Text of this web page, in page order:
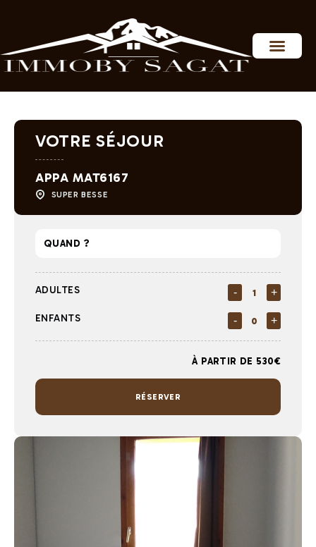
VOTRE SÉJOUR
APPA MAT6167
SUPER BESSE
ADULTES - +
ENFANTS - +
À PARTIR DE 530€
RÉSERVER